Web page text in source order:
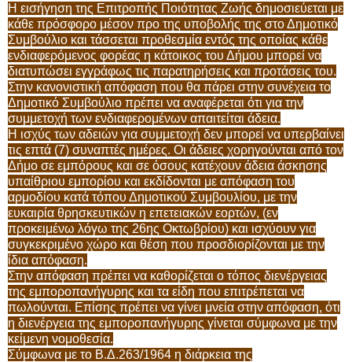
Η εισήγηση της Επιτροπής Ποιότητας Ζωής δημοσιεύεται με
κάθε πρόσφορο μέσον προ της υποβολής της στο Δημοτικό
Συμβούλιο και τάσσεται προθεσμία εντός της οποίας κάθε
ενδιαφερόμενος φορέας η κάτοικος του Δήμου μπορεί να
διατυπώσει εγγράφως τις παρατηρήσεις και προτάσεις του.
Στην κανονιστική απόφαση που θα πάρει στην συνέχεια το
Δημοτικό Συμβούλιο πρέπει να αναφέρεται ότι για την
συμμετοχή των ενδιαφερομένων απαιτείται άδεια.
Η ισχύς των αδειών για συμμετοχή δεν μπορεί να υπερβαίνει
τις επτά (7) συναπτές ημέρες. Οι άδειες χορηγούνται από τον
Δήμο σε εμπόρους και σε όσους κατέχουν άδεια άσκησης
υπαίθριου εμπορίου και εκδίδονται με απόφαση του
αρμοδίου κατά τόπου Δημοτικού Συμβουλίου, με την
ευκαιρία θρησκευτικών η επετειακών εορτών, (εν
προκειμένω λόγω της 26ης Οκτωβρίου) και ισχύουν για
συγκεκριμένο χώρο και θέση που προσδιορίζονται με την
ίδια απόφαση.
Στην απόφαση πρέπει να καθορίζεται ο τόπος διενέργειας
της εμποροπανήγυρης και τα είδη που επιτρέπεται να
πωλούνται. Επίσης πρέπει να γίνει μνεία στην απόφαση, ότι
η διενέργεια της εμποροπανήγυρης γίνεται σύμφωνα με την
κείμενη νομοθεσία.
Σύμφωνα με το Β.Δ.263/1964 η διάρκεια της